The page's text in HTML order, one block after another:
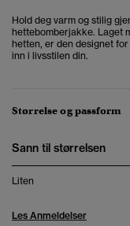
Hold deg varm og stilig
hettebomberjakke. Laget
hetten, er den designet
inn i livsstilen din.
Størrelse og passform
Sann til størrelsen
Liten
Les Anmeldelser